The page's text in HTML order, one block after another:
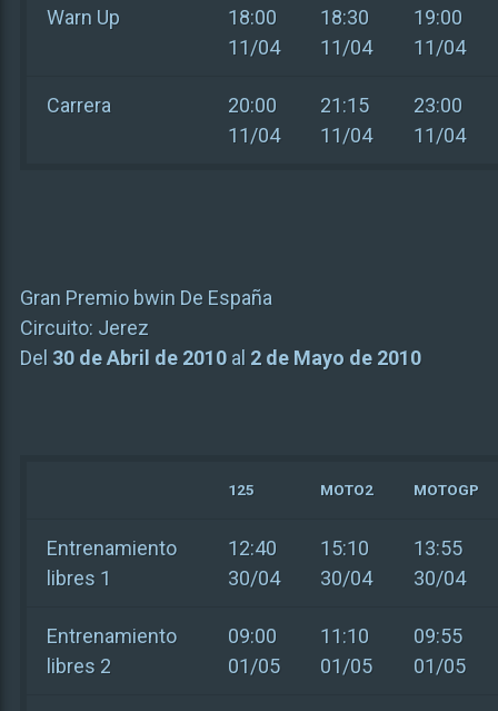
Warn Up
18:00
11/04
18:30
11/04
19:00
11/04
Carrera
20:00
11/04
21:15
11/04
23:00
11/04
Gran Premio bwin De España
Circuito: Jerez
Del 30 de Abril de 2010al 2 de Mayo de 2010
125 MOTO2 MOTOGP
Entrenamiento
libres 1
12:40
30/04
15:10
30/04
13:55
30/04
Entrenamiento
libres 2
09:00
01/05
11:10
01/05
09:55
01/05